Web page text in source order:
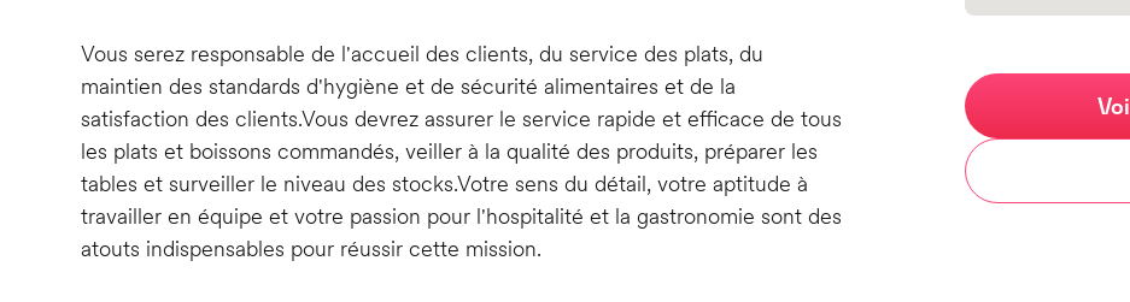
Vous serez responsable de l'accueil des clients, du service des plats, du
maintien des standards d'hygiène et de sécurité alimentaires et de la
satisfaction des clients.Vous devrez assurer le service rapide et efficace de tous
les plats et boissons commandés, veiller à la qualité des produits, préparer les
tables et surveiller le niveau des stocks.Votre sens du détail, votre aptitude à
travailler en équipe et votre passion pour l'hospitalité et la gastronomie sont des
atouts indispensables pour réussir cette mission.